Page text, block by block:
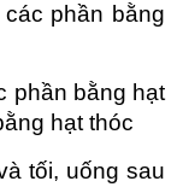
phần bằng
phần bằng hạt
hạt thóc
tối, uống sau